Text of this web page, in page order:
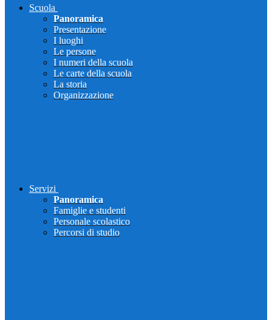
Scuola
Panoramica
Presentazione
I luoghi
Le persone
I numeri della scuola
Le carte della scuola
La storia
Organizzazione
Servizi
Panoramica
Famiglie e studenti
Personale scolastico
Percorsi di studio